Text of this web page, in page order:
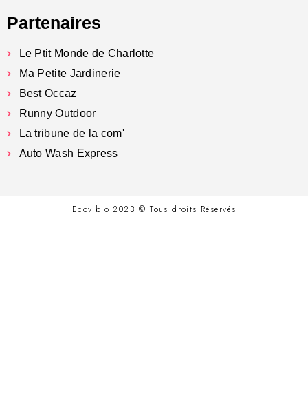
Partenaires
Le Ptit Monde de Charlotte
Ma Petite Jardinerie
Best Occaz
Runny Outdoor
La tribune de la com'
Auto Wash Express
Ecovibio 2023 © Tous droits Réservés